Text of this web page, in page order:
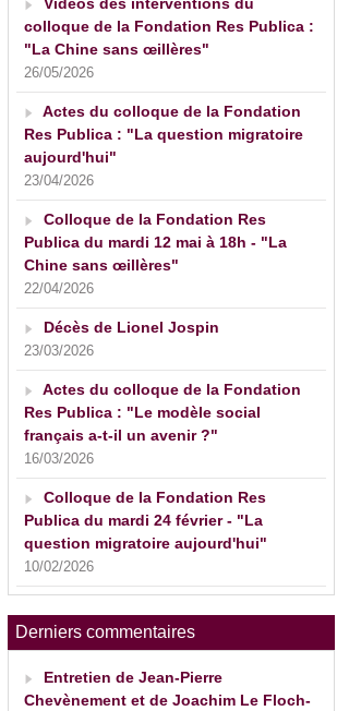
colloque de la Fondation Res Publica :
"La Chine sans œillères"
26/05/2026
Actes du colloque de la Fondation
Res Publica : "La question migratoire
aujourd'hui"
23/04/2026
Colloque de la Fondation Res
Publica du mardi 12 mai à 18h - "La
Chine sans œillères"
22/04/2026
Décès de Lionel Jospin
23/03/2026
Actes du colloque de la Fondation
Res Publica : "Le modèle social
français a-t-il un avenir ?"
16/03/2026
Colloque de la Fondation Res
Publica du mardi 24 février - "La
question migratoire aujourd'hui"
10/02/2026
Derniers commentaires
Entretien de Jean-Pierre
Chevènement et de Joachim Le Floch-